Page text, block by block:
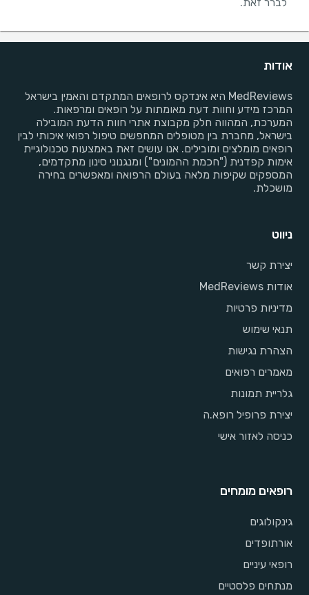
אודות
MedReviews היא אינדקס לרופאים המתקדם והאמין בישראל
המרכז מידע וחוות דעת מאומתות על רופאים ומרפאות.
המערכת, המהווה חלק מקבוצת אתרי חוות הדעת המובילה
בישראל, מחברת בין מטופלים המחפשים טיפול רפואי איכותי לבין
רופאים מומלצים ומובילים. אנו עושים זאת באמצעות טכנולוגיית
אימות קפדנית ("חכמת ההמונים") ומנגנוני סינון מתקדמים,
המספקים שקיפות מלאה בעולם הרפואה ומאפשרים בחירה
מושכלת.
ניווט
יצירת קשר
אודות MedReviews
מדיניות פרטיות
תנאי שימוש
הצהרת נגישות
מאמרים רפואים
גלריית תמונות
יצירת פרופיל רופא.ה
כניסה לאזור אישי
רופאים מומחים
גינקולוגים
אורתופדים
רופאי עיניים
מנתחים פלסטיים